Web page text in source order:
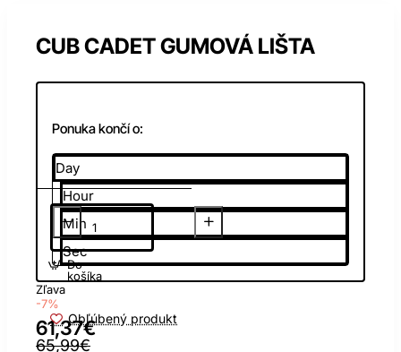
CUB CADET GUMOVÁ LIŠTA
Ponuka končí o:
Day
Hour
Min
Sec
Zľava
-7%
61,37€
65,99€
Do
košíka
Obľúbený produkt